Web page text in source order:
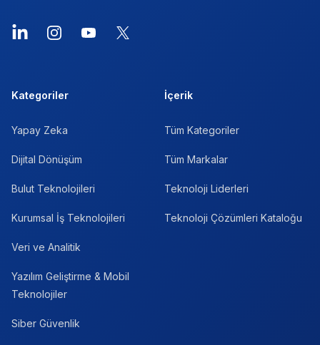
LinkedInInstagramYouTube
X
Kategoriler
Yapay Zeka
Dijital Dönüşüm
Bulut Teknolojileri
Kurumsal İş Teknolojileri
Veri ve Analitik
Yazılım Geliştirme & Mobil
Teknolojiler
Siber Güvenlik
İçerik
Tüm Kategoriler
Tüm Markalar
Teknoloji Liderleri
Teknoloji Çözümleri Kataloğu